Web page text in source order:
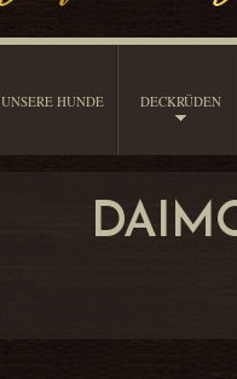
UNSERE HUNDE DECKRÜDEN